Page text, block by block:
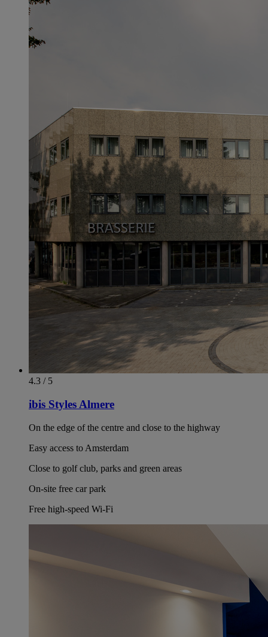
4.3 / 5
ibis Styles Almere
On the edge of the centre and close to the highway
Easy access to Amsterdam
Close to golf club, parks and green areas
On-site free car park
Free high-speed Wi-Fi